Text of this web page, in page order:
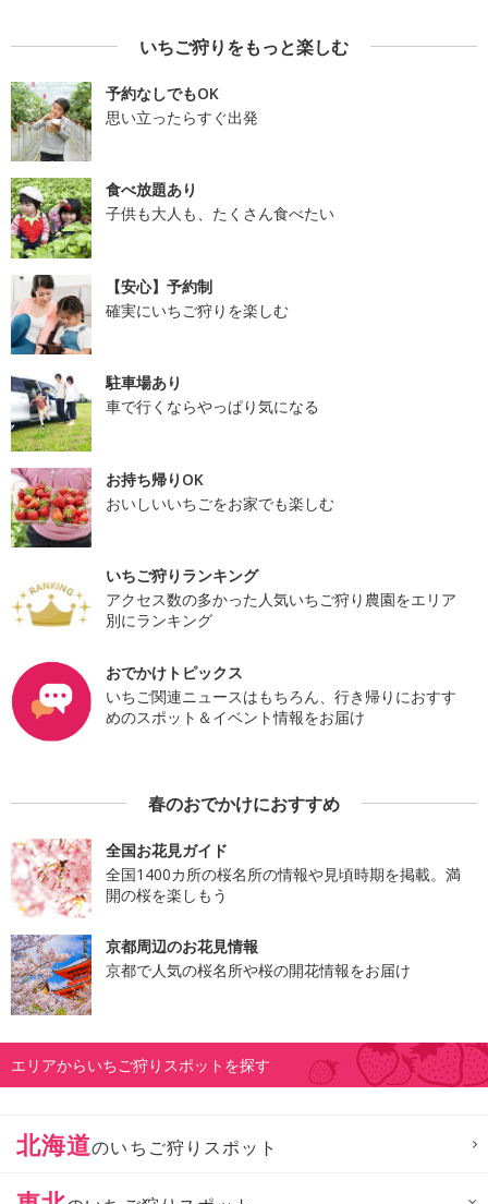
いちご狩りをもっと楽しむ
予約なしでもOK
思い立ったらすぐ出発
食べ放題あり
子供も大人も、たくさん食べたい
【安心】予約制
確実にいちご狩りを楽しむ
駐車場あり
車で行くならやっぱり気になる
お持ち帰りOK
おいしいいちごをお家でも楽しむ
いちご狩りランキング
アクセス数の多かった人気いちご狩り農園をエリア
別にランキング
おでかけトピックス
いちご関連ニュースはもちろん、行き帰りにおすす
めのスポット＆イベント情報をお届け
春のおでかけにおすすめ
全国お花見ガイド
全国1400カ所の桜名所の情報や見頃時期を掲載。満
開の桜を楽しもう
京都周辺のお花見情報
京都で人気の桜名所や桜の開花情報をお届け
エリアからいちご狩りスポットを探す
北海道のいちご狩りスポット